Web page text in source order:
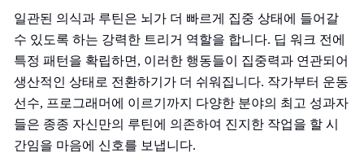
일관된 의식과 루틴은 뇌가 더 빠르게 집중 상태에 들어갈
수 있도록 하는 강력한 트리거 역할을 합니다. 딥 워크 전에
특정 패턴을 확립하면, 이러한 행동들이 집중력과 연관되어
생산적인 상태로 전환하기가 더 쉬워집니다. 작가부터 운동
선수, 프로그래머에 이르기까지 다양한 분야의 최고 성과자
들은 종종 자신만의 루틴에 의존하여 진지한 작업을 할 시
간임을 마음에 신호를 보냅니다.